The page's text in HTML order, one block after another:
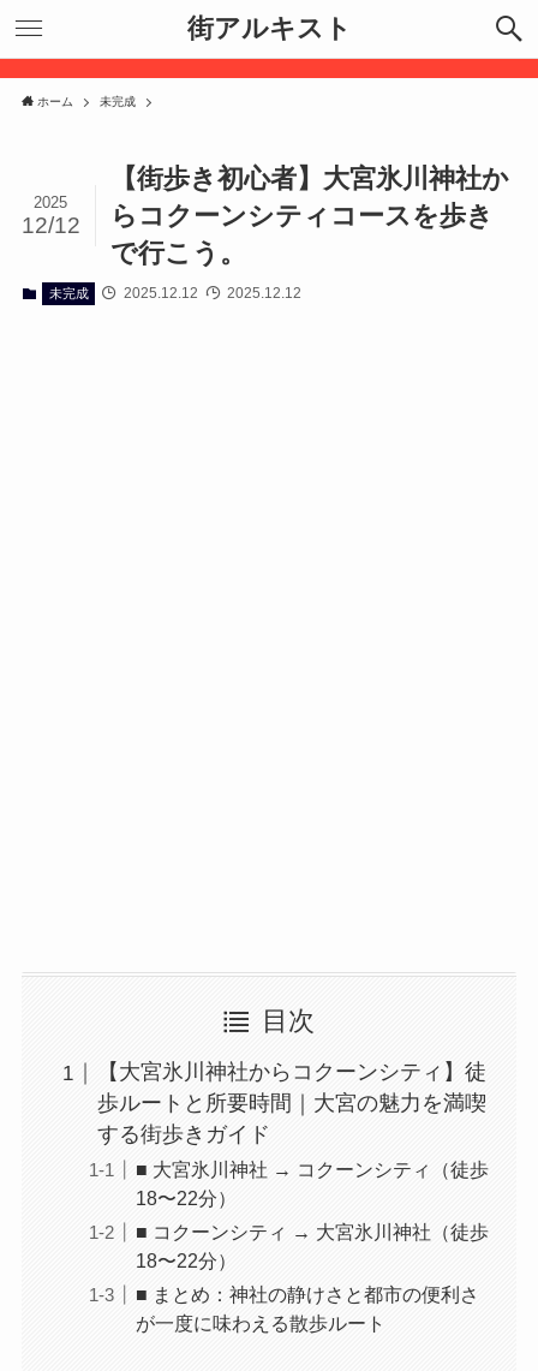
街アルキスト
ホーム 未完成
【街歩き初心者】大宮氷川神社か
らコクーンシティコースを歩き
で行こう。
2025
12/12
未完成 2025.12.12 2025.12.12
目次
【大宮氷川神社からコクーンシティ】徒
歩ルートと所要時間｜大宮の魅力を満喫
する街歩きガイド
■ 大宮氷川神社 → コクーンシティ（徒歩
18〜22分）
■ コクーンシティ → 大宮氷川神社（徒歩
18〜22分）
■ まとめ：神社の静けさと都市の便利さ
が一度に味わえる散歩ルート